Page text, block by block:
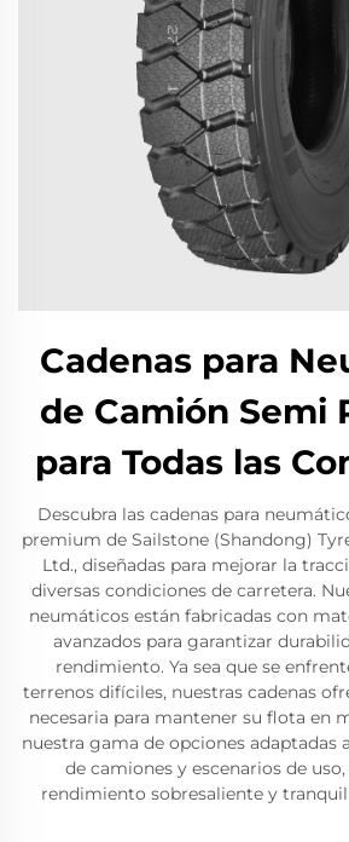
Cadenas para
de Camión Semi
para Todas las
Descubra las cadenas para
premium de Sailstone (Shandong)
Ltd., diseñadas para mejorar la
diversas condiciones de carretera.
neumáticos están fabricadas con
avanzados para garantizar
rendimiento. Ya sea que se
terrenos difíciles, nuestras cadenas
necesaria para mantener su flota en
nuestra gama de opciones adaptadas
de camiones y escenarios de
rendimiento sobresaliente y